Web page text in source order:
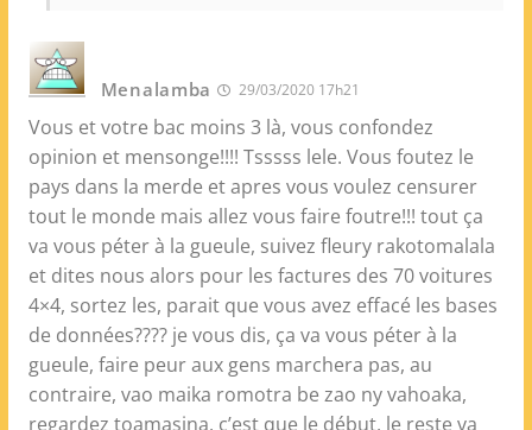
Menalamba 29/03/2020 17h21
Vous et votre bac moins 3 là, vous confondez
opinion et mensonge!!!! Tsssss lele. Vous foutez le
pays dans la merde et apres vous voulez censurer
tout le monde mais allez vous faire foutre!!! tout ça
va vous péter à la gueule, suivez fleury rakotomalala
et dites nous alors pour les factures des 70 voitures
4×4, sortez les, parait que vous avez effacé les bases
de données???? je vous dis, ça va vous péter à la
gueule, faire peur aux gens marchera pas, au
contraire, vao maika romotra be zao ny vahoaka,
regardez toamasina, c’est que le début, le reste va